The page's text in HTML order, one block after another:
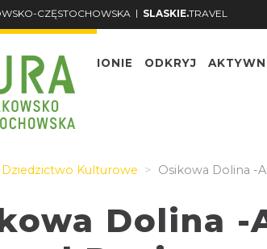
CZĘSTOCHOWSKA | SLASKIE.TRAVEL
O REGIONIE ODKRYJ
Dziedzictwo Kulturowe Osikowa Dolina -
Dolina -